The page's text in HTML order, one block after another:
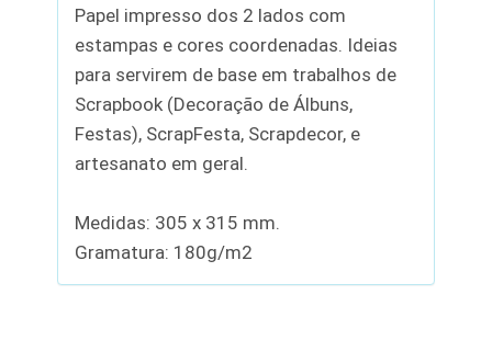
Papel impresso dos 2 lados com
estampas e cores coordenadas. Ideias
para servirem de base em trabalhos de
Scrapbook (Decoração de Álbuns,
Festas), ScrapFesta, Scrapdecor, e
artesanato em geral.
Medidas: 305 x 315 mm.
Gramatura: 180g/m2